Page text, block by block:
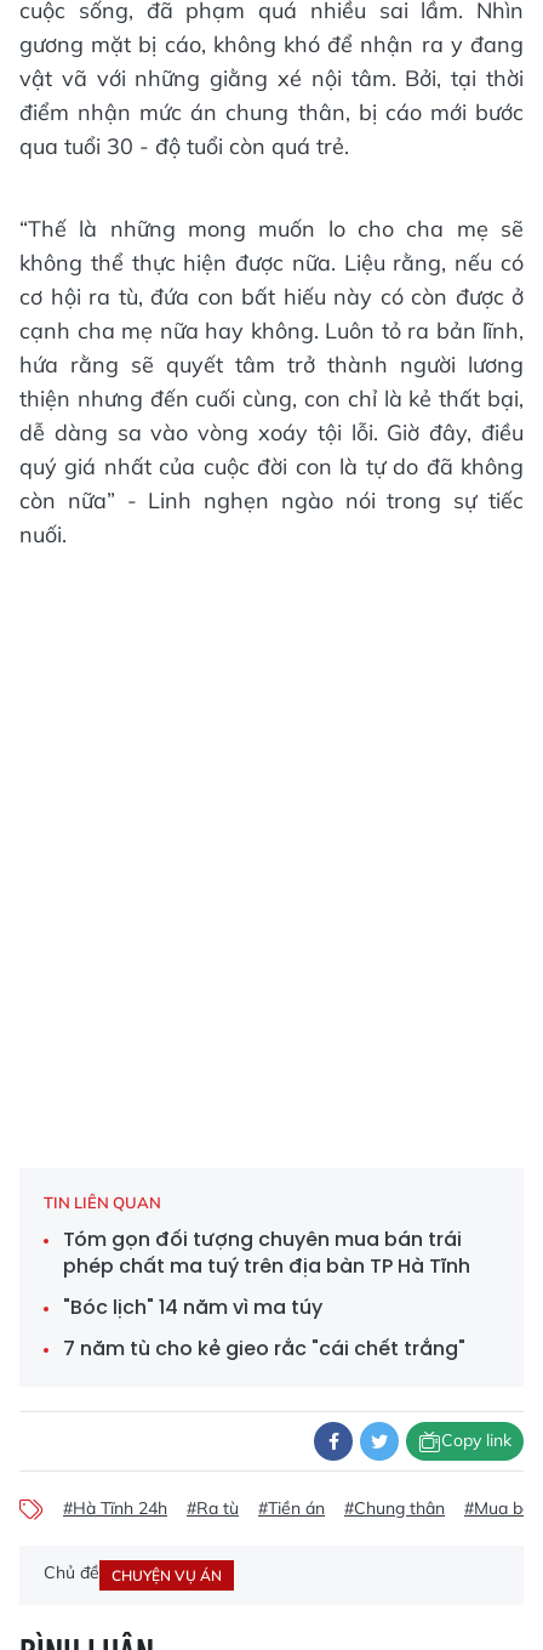
cuộc sống, đã phạm quá nhiều sai lầm. Nhìn
gương mặt bị cáo, không khó để nhận ra y đang
vật vã với những giằng xé nội tâm. Bởi, tại thời
điểm nhận mức án chung thân, bị cáo mới bước
qua tuổi 30 - độ tuổi còn quá trẻ.
“Thế là những mong muốn lo cho cha mẹ sẽ
không thể thực hiện được nữa. Liệu rằng, nếu có
cơ hội ra tù, đứa con bất hiếu này có còn được ở
cạnh cha mẹ nữa hay không. Luôn tỏ ra bản lĩnh,
hứa rằng sẽ quyết tâm trở thành người lương
thiện nhưng đến cuối cùng, con chỉ là kẻ thất bại,
dễ dàng sa vào vòng xoáy tội lỗi. Giờ đây, điều
quý giá nhất của cuộc đời con là tự do đã không
còn nữa” - Linh nghẹn ngào nói trong sự tiếc
nuối.
TIN LIÊN QUAN
Tóm gọn đối tượng chuyên mua bán trái
phép chất ma tuý trên địa bàn TP Hà Tĩnh
"Bóc lịch" 14 năm vì ma túy
7 năm tù cho kẻ gieo rắc "cái chết trắng"
Copy link
#Hà Tĩnh 24h #Ra tù #Tiền án #Chung thân #Mua
Chủ đề CHUYỆN VỤ ÁN